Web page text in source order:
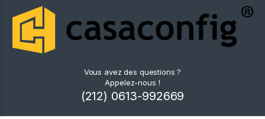
Vous avez des questions ?
Appelez-nous !
(212) 0613-992669